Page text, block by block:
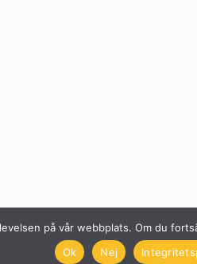
på vår webbplats. Om du
Ok
Nej